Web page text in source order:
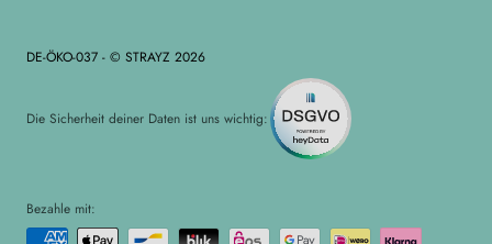
DE-ÖKO-037 - © STRAYZ 2026
Die Sicherheit deiner Daten ist uns wichtig:
Bezahle mit: